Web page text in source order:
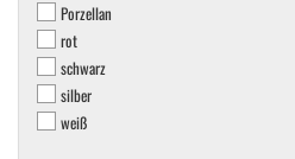
Porzellan
rot
schwarz
silber
weiß